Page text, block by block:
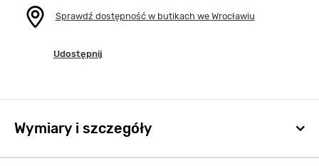
Sprawdź dostępność w butikach we Wrocławiu
Udostępnij
Wymiary i szczegóły